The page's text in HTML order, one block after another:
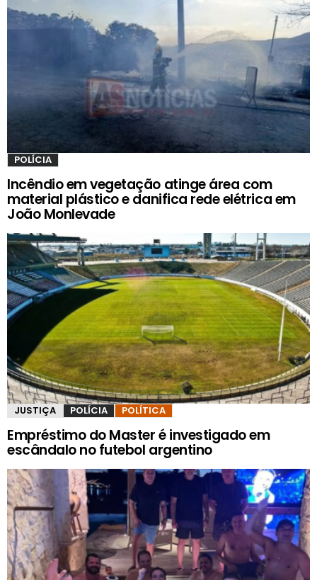
POLÍCIA
Incêndio em vegetação atinge área com
material plástico e danifica rede elétrica em
João Monlevade
JUSTIÇA POLÍCIA POLÍTICA
Empréstimo do Master é investigado em
escândalo no futebol argentino